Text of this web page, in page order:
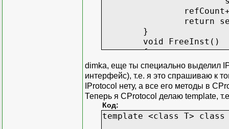
cout
<<
}
// Основная функция.
int main ()
{
IProtocol
p1=
return
}
void FreeInst()
{
if(--
}
};
dimka, еще ты специально выделил
интерфейс), т.е. я это спрашиваю к
IProtocol нету, а все его методы в
Теперь я CProtocol делаю template,
Код:
template <class T>